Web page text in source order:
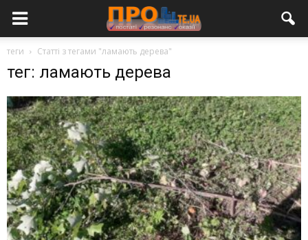
теги Статті з тегами "ламають дерева"
тег: ламають дерева